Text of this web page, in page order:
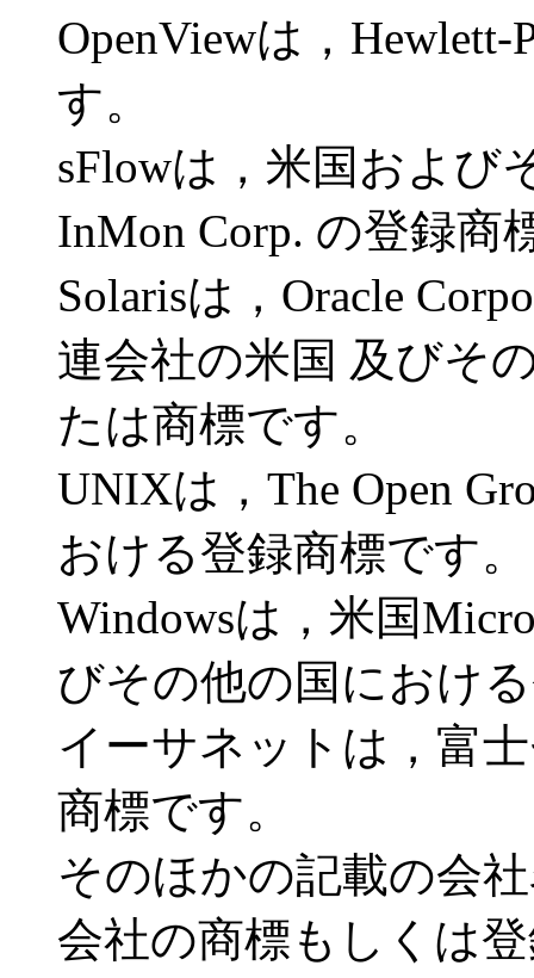
OpenViewは，Hewlett-
す。
sFlowは，米国および
InMon Corp. の登録商
Solarisは，Oracle
連会社の米国 及びそ
たは商標です。
UNIXは，The Open
おける登録商標です。
Windowsは，米国
びその他の国におけ
イーサネットは，富
商標です。
そのほかの記載の会
会社の商標もしくは